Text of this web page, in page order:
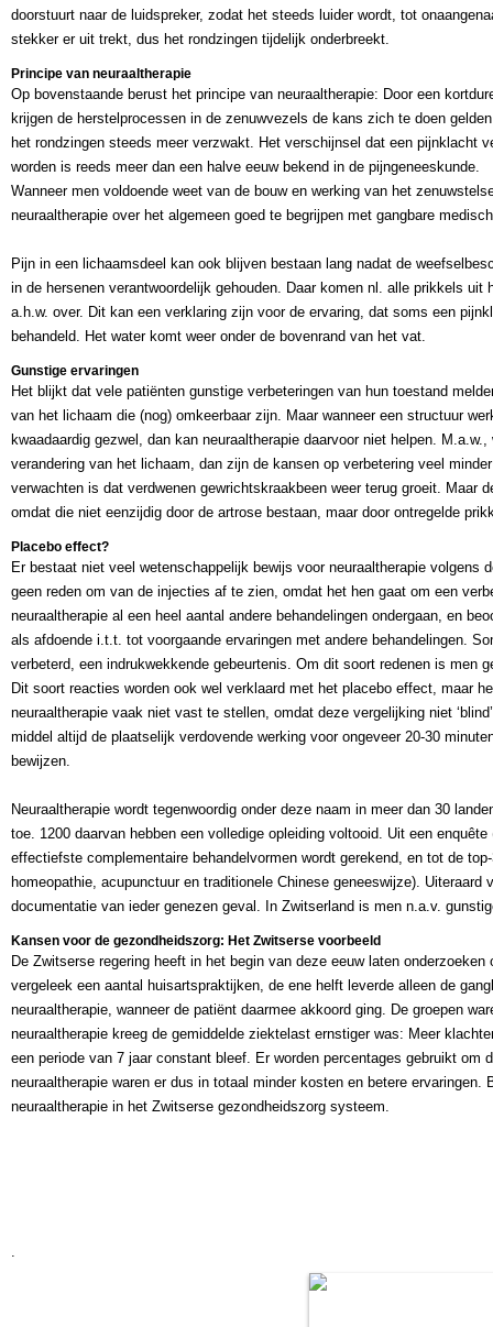
doorstuurt naar de luidspreker, zodat het steeds luider wordt, tot
stekker er uit trekt, dus het rondzingen tijdelijk onderbreekt.
Principe van neuraaltherapie
Op bovenstaande berust het principe van neuraaltherapie: Door een
krijgen de herstelprocessen in de zenuwvezels de kans zich te doen
het rondzingen steeds meer verzwakt. Het verschijnsel dat een pijnklacht
worden is reeds meer dan een halve eeuw bekend in de pijngeneeskunde.
Wanneer men voldoende weet van de bouw en werking van het
neuraaltherapie over het algemeen goed te begrijpen met gangbare
Pijn in een lichaamsdeel kan ook blijven bestaan lang nadat de
in de hersenen verantwoordelijk gehouden. Daar komen nl. alle prikkels
a.h.w. over. Dit kan een verklaring zijn voor de ervaring, dat soms een
behandeld. Het water komt weer onder de bovenrand van het vat.
Gunstige ervaringen
Het blijkt dat vele patiënten gunstige verbeteringen van hun toestand
van het lichaam die (nog) omkeerbaar zijn. Maar wanneer een structuur
kwaadaardig gezwel, dan kan neuraaltherapie daarvoor niet helpen.
verandering van het lichaam, dan zijn de kansen op verbetering veel
verwachten is dat verdwenen gewrichtskraakbeen weer terug groeit. Maar
omdat die niet eenzijdig door de artrose bestaan, maar door ontregelde
Placebo effect?
Er bestaat niet veel wetenschappelijk bewijs voor neuraaltherapie
geen reden om van de injecties af te zien, omdat het hen gaat om een
neuraaltherapie al een heel aantal andere behandelingen ondergaan, en
als afdoende i.t.t. tot voorgaande ervaringen met andere behandelingen.
verbeterd, een indrukwekkende gebeurtenis. Om dit soort redenen is men
Dit soort reacties worden ook wel verklaard met het placebo effect, maar
neuraaltherapie vaak niet vast te stellen, omdat deze vergelijking niet
middel altijd de plaatselijk verdovende werking voor ongeveer 20-30
bewijzen.
Neuraaltherapie wordt tegenwoordig onder deze naam in meer dan 30
toe. 1200 daarvan hebben een volledige opleiding voltooid. Uit een
effectiefste complementaire behandelvormen wordt gerekend, en tot de
homeopathie, acupunctuur en traditionele Chinese geneeswijze).
documentatie van ieder genezen geval. In Zwitserland is men n.a.v.
Kansen voor de gezondheidszorg: Het Zwitserse voorbeeld
De Zwitserse regering heeft in het begin van deze eeuw laten
vergeleek een aantal huisartspraktijken, de ene helft leverde alleen de
neuraaltherapie, wanneer de patiënt daarmee akkoord ging. De groepen
neuraaltherapie kreeg de gemiddelde ziektelast ernstiger was: Meer
een periode van 7 jaar constant bleef. Er worden percentages gebruikt
neuraaltherapie waren er dus in totaal minder kosten en betere
neuraaltherapie in het Zwitserse gezondheidszorg systeem.
.